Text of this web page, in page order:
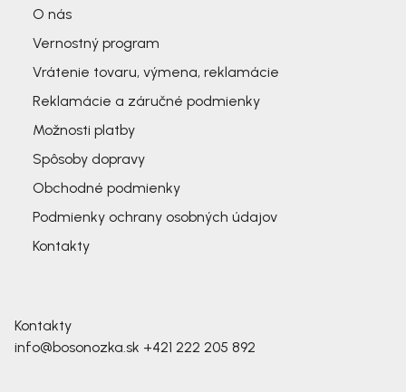
O nás
Vernostný program
Vrátenie tovaru, výmena, reklamácie
Reklamácie a záručné podmienky
Možnosti platby
Spôsoby dopravy
Obchodné podmienky
Podmienky ochrany osobných údajov
Kontakty
Kontakty
info@bosonozka.sk +421 222 205 892